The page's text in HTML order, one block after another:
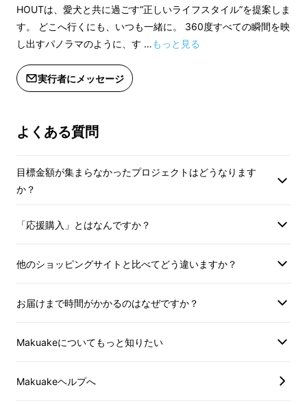
※皆様の応援購入により量産効率が向
価格より下がる可能性もございます。
※ご注文状況、使用部材の供給状況、
遅れる場合があります。
HOUTは、愛犬と共に過ごす“正しいライフスタイル”を提案しま
す。 どこへ行くにも、いつも一緒に。 360度すべての瞬間を映
し出すパノラマのように、す …もっと見る
実行者にメッセージ
よくある質問
目標金額が集まらなかったプロジェクトはどうなります
か？
「応援購入」とはなんですか？
他のショッピングサイトと比べてどう違いますか？
お届けまで時間がかかるのはなぜですか？
Makuakeについてもっと知りたい
Makuakeヘルプへ